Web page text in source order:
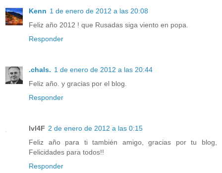
Kenn 1 de enero de 2012 a las 20:08
Feliz año 2012 ! que Rusadas siga viento en popa.
Responder
.chals. 1 de enero de 2012 a las 20:44
Feliz año. y gracias por el blog.
Responder
lvl4F 2 de enero de 2012 a las 0:15
Feliz año para ti también amigo, gracias por tu blog,
Felicidades para todos!!
Responder